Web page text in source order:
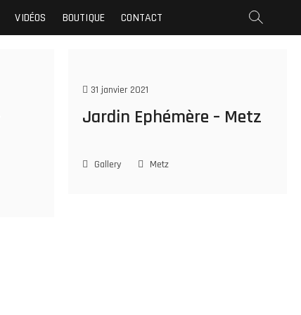
VIDÉOS BOUTIQUE CONTACT
31 janvier 2021
Jardin Ephémère – Metz
Gallery Metz